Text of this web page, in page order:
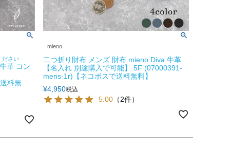
ださい
革 コン
料無
mieno
二つ折り財布 メンズ 財布 mieno Diva 牛革
【名入れ 別途購入で可能】 5F (07000391-
mens-1r)【ネコポスで送料無料】
¥4,950税込
5.00 （2件）